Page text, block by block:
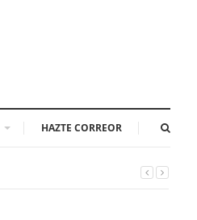
HAZTE CORREOR